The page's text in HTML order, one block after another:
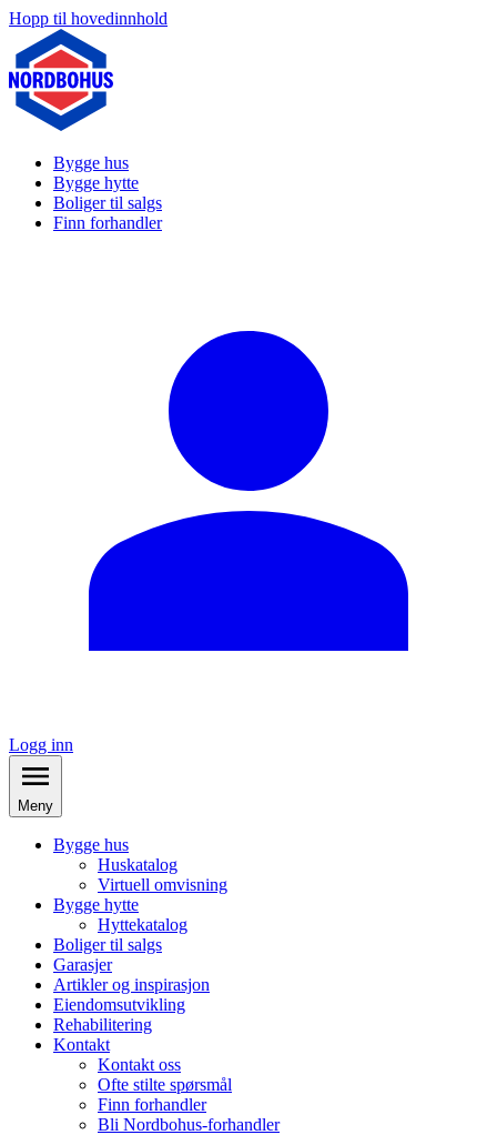
Hopp til hovedinnhold
Bygge hus
Bygge hytte
Boliger til salgs
Finn forhandler
Logg inn
Meny
Bygge hus
Huskatalog
Virtuell omvisning
Bygge hytte
Hyttekatalog
Boliger til salgs
Garasjer
Artikler og inspirasjon
Eiendomsutvikling
Rehabilitering
Kontakt
Kontakt oss
Ofte stilte spørsmål
Finn forhandler
Bli Nordbohus-forhandler